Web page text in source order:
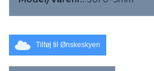
Tilføj til Ønskeskyen